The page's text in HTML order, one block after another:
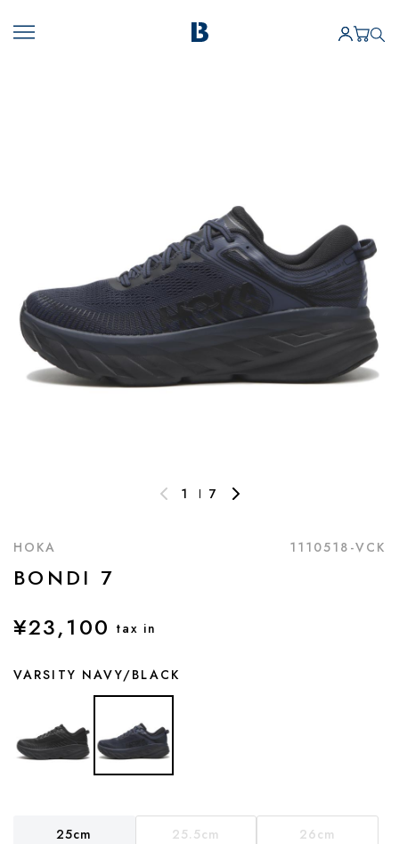
1 7
HOKA 1110518-VCK
BONDI 7
¥23,100 tax in
VARSITY NAVY/BLACK
25cm 25.5cm 26cm